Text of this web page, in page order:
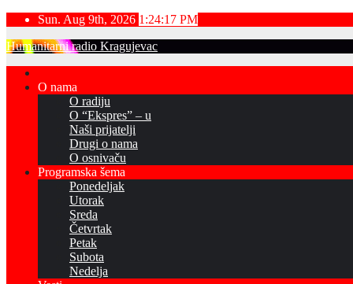
Skip
content
Sun. Aug 9th, 2026 1:24:18 PM
Humanitarni radio Kragujevac
O nama
O radiju
O “Ekspres” – u
Naši prijatelji
Drugi o nama
O osnivaču
Programska šema
Ponedeljak
Utorak
Sreda
Četvrtak
Petak
Subota
Nedelja